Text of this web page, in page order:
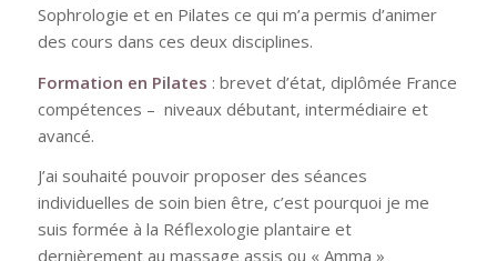
Sophrologie et en Pilates ce qui m’a permis d’animer
des cours dans ces deux disciplines.
Formation en Pilates : brevet d’état, diplômée France
compétences – niveaux débutant, intermédiaire et
avancé.
J’ai souhaité pouvoir proposer des séances
individuelles de soin bien être, c’est pourquoi je me
suis formée à la Réflexologie plantaire et
dernièrement au massage assis ou « Amma »